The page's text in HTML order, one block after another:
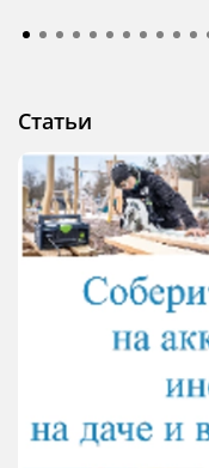
Статьи